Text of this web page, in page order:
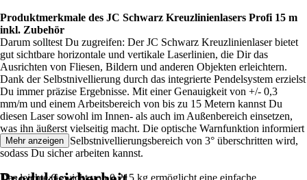
Produktmerkmale des JC Schwarz Kreuzlinienlasers Profi 15 m
inkl. Zubehör
Darum solltest Du zugreifen: Der JC Schwarz Kreuzlinienlaser bietet
gut sichtbare horizontale und vertikale Laserlinien, die Dir das
Ausrichten von Fliesen, Bildern und anderen Objekten erleichtern.
Dank der Selbstnivellierung durch das integrierte Pendelsystem erzielst
Du immer präzise Ergebnisse. Mit einer Genauigkeit von +/- 0,3
mm/m und einem Arbeitsbereich von bis zu 15 Metern kannst Du
diesen Laser sowohl im Innen- als auch im Außenbereich einsetzen,
was ihn äußerst vielseitig macht. Die optische Warnfunktion informiert
Dich, wenn der Selbstnivellierungsbereich von 3° überschritten wird,
sodass Du sicher arbeiten kannst.
Das leichte Gewicht von 0,215 kg ermöglicht eine einfache
Mehr anzeigen